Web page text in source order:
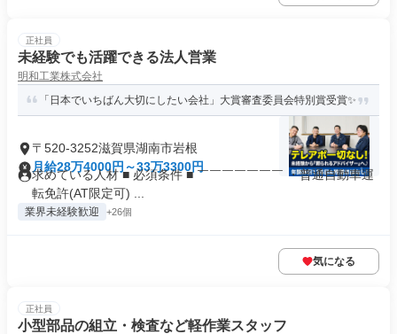
正社員
未経験でも活躍できる法人営業
明和工業株式会社
「日本でいちばん大切にしたい会社」大賞審査委員会特別賞受賞✨
〒520-3252滋賀県湖南市岩根
月給28万4000円～33万3300円
求めている人材 ■ 必須条件 ■ ￣￣￣￣￣￣￣ ・普通自動車運
転免許(AT限定可) ...
業界未経験歓迎 +26個
気になる
正社員
小型部品の組立・検査など軽作業スタッフ